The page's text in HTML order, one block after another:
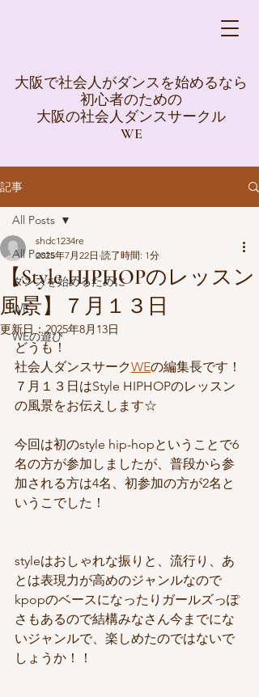
大阪で社会人がダンスを始めるなら
初心者のための
大阪の社会人ダンスサークル
WE
記事
All Posts
ダンスを始めるために
WE
WEの遊び
All Posts
【Style HIPHOPのレッスン
風景】７月１３日
shdc1234re
2025年7月22日 読了時間: 1分
更新日：2025年8月13日
どうも！
社会人ダンスサークWEの編集長です！
７月１３日はStyle HIPHOPのレッスン
の風景をお伝えします☆
今回は初のstyle hip-hopということで6
名の方が参加しましたが、普段から参
加される方は4名、初参加の方が2名と
いうこでした！
styleはおしゃれな振りと、流行り、あ
とは表現力が高めのジャンルなので
kpopのベースになったりガールズっぽ
さもあるので結構みなさん今までにな
いジャンルで、楽しめたのではないで
しょうか！！